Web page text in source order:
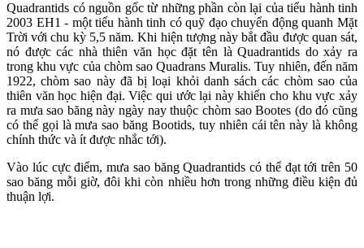
Quadrantids có nguồn gốc từ những phần còn lại của tiểu hành tinh
2003 EH1 - một tiểu hành tinh có quỹ đạo chuyển động quanh Mặt
Trời với chu kỳ 5,5 năm. Khi hiện tượng này bắt đầu được quan sát,
nó được các nhà thiên văn học đặt tên là Quadrantids do xảy ra
trong khu vực của chòm sao Quadrans Muralis. Tuy nhiên, đến năm
1922, chòm sao này đã bị loại khỏi danh sách các chòm sao của
thiên văn học hiện đại. Việc qui ước lại này khiến cho khu vực xảy
ra mưa sao băng này ngày nay thuộc chòm sao Bootes (do đó cũng
có thể gọi là mưa sao băng Bootids, tuy nhiên cái tên này là không
chính thức và ít được nhắc tới).
Vào lúc cực điểm, mưa sao băng Quadrantids có thể đạt tới trên 50
sao băng mỗi giờ, đôi khi còn nhiều hơn trong những điều kiện đủ
thuận lợi.